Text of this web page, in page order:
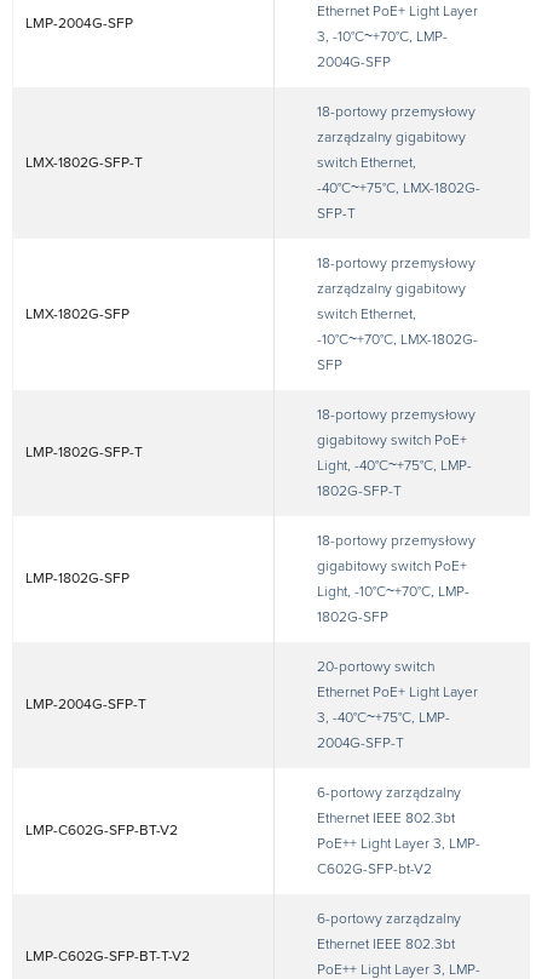
LMP-2004G-SFP
Ethernet PoE+ Light Layer
3, -10°C~+70°C, LMP-
2004G-SFP
LMX-1802G-SFP-T
18-portowy przemysłowy
zarządzalny gigabitowy
switch Ethernet,
-40°C~+75°C, LMX-1802G-
SFP-T
LMX-1802G-SFP
18-portowy przemysłowy
zarządzalny gigabitowy
switch Ethernet,
-10°C~+70°C, LMX-1802G-
SFP
LMP-1802G-SFP-T
18-portowy przemysłowy
gigabitowy switch PoE+
Light, -40°C~+75°C, LMP-
1802G-SFP-T
LMP-1802G-SFP
18-portowy przemysłowy
gigabitowy switch PoE+
Light, -10°C~+70°C, LMP-
1802G-SFP
LMP-2004G-SFP-T
20-portowy switch
Ethernet PoE+ Light Layer
3, -40°C~+75°C, LMP-
2004G-SFP-T
LMP-C602G-SFP-BT-V2
6-portowy zarządzalny
Ethernet IEEE 802.3bt
PoE++ Light Layer 3, LMP-
C602G-SFP-bt-V2
LMP-C602G-SFP-BT-T-V2
6-portowy zarządzalny
Ethernet IEEE 802.3bt
PoE++ Light Layer 3, LMP-